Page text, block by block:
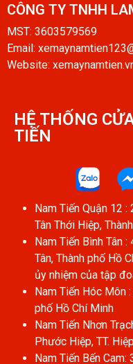
CÔNG TY TNHH
MST: 3603579569
Email:
Website:
HỆ THỐNG
TIẾN​
Nam Tiến Quận 12
Tân Thới Hiệp,
Nam Tiến Bình Tân
Tân, Thành phố Hồ
ủy nhiệm của tập
Nam Tiến Hóc Môn
phố Hồ Chí Minh
Nam Tiến Nhơn
Phước Hiệp, TT.
Nam Tiến Bến